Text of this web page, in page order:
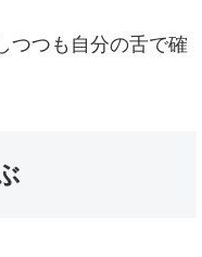
つつも自分の舌で確